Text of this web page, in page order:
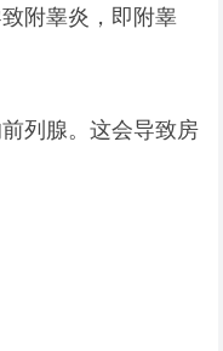
附睾炎，即附睾
列腺。这会导致房